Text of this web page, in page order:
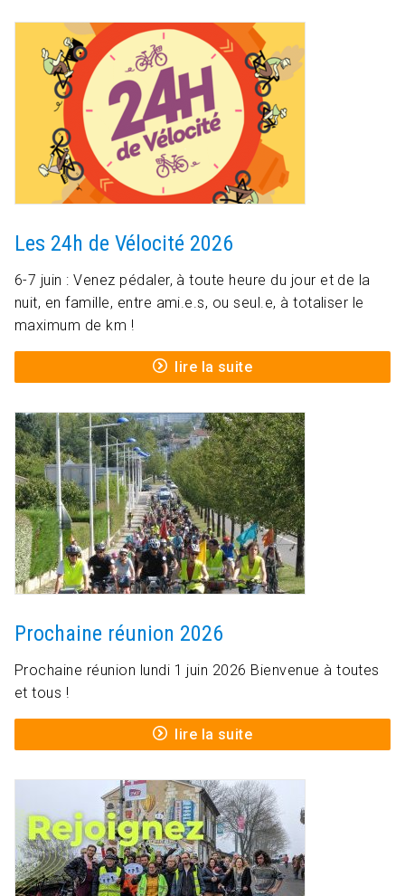
Les 24h de Vélocité 2026
6-7 juin : Venez pédaler, à toute heure du jour et de la
nuit, en famille, entre ami.e.s, ou seul.e, à totaliser le
maximum de km !
lire la suite
Prochaine réunion 2026
Prochaine réunion lundi 1 juin 2026 Bienvenue à toutes
et tous !
lire la suite